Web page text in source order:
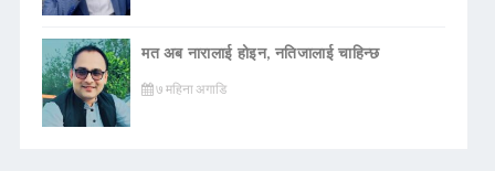
मत अब नारालाई होइन, नतिजालाई चाहिन्छ
७ महिना अगाडि